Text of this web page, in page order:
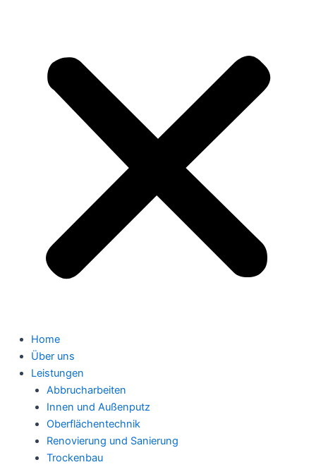
Home
Über uns
Leistungen
Abbrucharbeiten
Innen und Außenputz
Oberflächentechnik
Renovierung und Sanierung
Trockenbau